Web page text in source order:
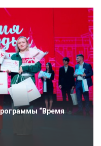
“Время